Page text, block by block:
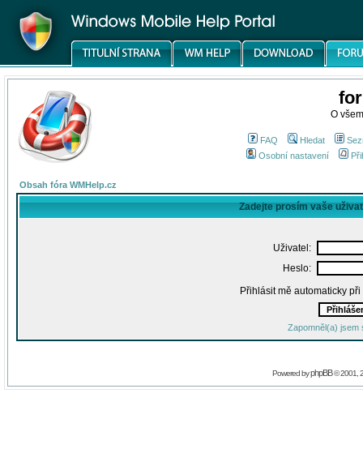
O
FAQ Hledat
Osobní nastavení
Obsah fóra WMHelp.cz
Zadejte prosím vaše
Uživatel:
Heslo:
Přihlásit mě automaticky
Zapomněl(a) jsem
Powered byphpBB© 2001,